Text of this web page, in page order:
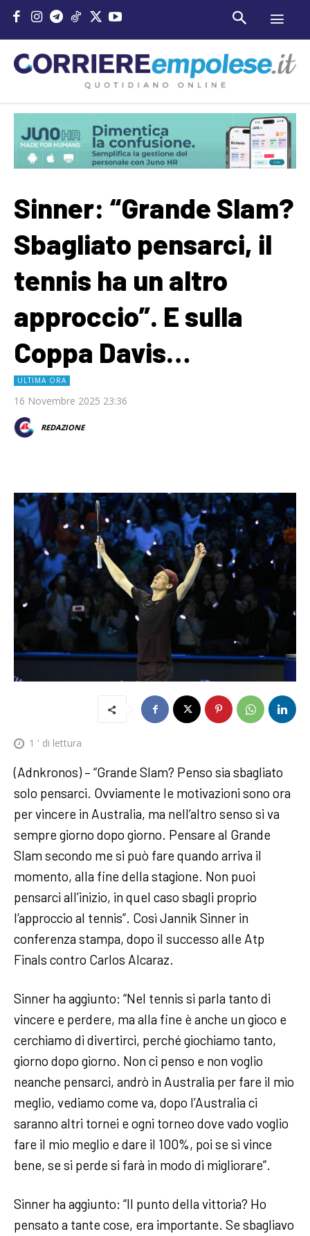
Sinner: “Grande Slam?
Sbagliato pensarci, il
tennis ha un altro
approccio”. E sulla
Coppa Davis…
ULTIMA ORA
16 Novembre 2025 23:36
REDAZIONE
1 ' di lettura
(Adnkronos) – “Grande Slam? Penso sia sbagliato
solo pensarci. Ovviamente le motivazioni sono ora
per vincere in Australia, ma nell’altro senso si va
sempre giorno dopo giorno. Pensare al Grande
Slam secondo me si può fare quando arriva il
momento, alla fine della stagione. Non puoi
pensarci all’inizio, in quel caso sbagli proprio
l’approccio al tennis”. Così Jannik Sinner in
conferenza stampa, dopo il successo alle Atp
Finals contro Carlos Alcaraz.
Sinner ha aggiunto: “Nel tennis si parla tanto di
vincere e perdere, ma alla fine è anche un gioco e
cerchiamo di divertirci, perché giochiamo tanto,
giorno dopo giorno. Non ci penso e non voglio
neanche pensarci, andrò in Australia per fare il mio
meglio, vediamo come va, dopo l’Australia ci
saranno altri tornei e ogni torneo dove vado voglio
fare il mio meglio e dare il 100%, poi se si vince
bene, se si perde si farà in modo di migliorare”.
Sinner ha aggiunto: “Il punto della vittoria? Ho
pensato a tante cose, era importante. Se sbagliavo